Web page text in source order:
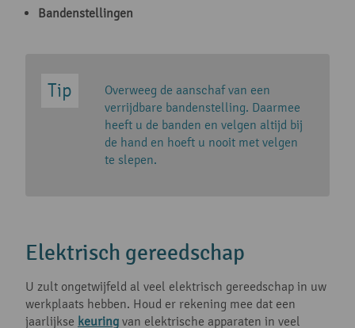
Bandenstellingen
Overweeg de aanschaf van een
verrijdbare bandenstelling. Daarmee
heeft u de banden en velgen altijd bij
de hand en hoeft u nooit met velgen
te slepen.
Elektrisch gereedschap
U zult ongetwijfeld al veel elektrisch gereedschap in uw
werkplaats hebben. Houd er rekening mee dat een
jaarlijkse keuring van elektrische apparaten in veel